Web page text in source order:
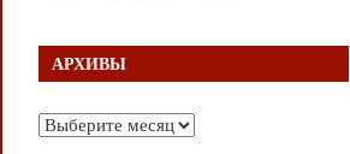
АРХИВЫ
Архивы